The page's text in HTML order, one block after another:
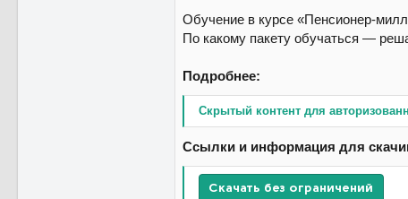
Обучение в курсе «Пенсионер-
По какому пакету обучаться —
Подробнее:
Скрытый контент для
Ссылки и информация для
Скачать без ограничений